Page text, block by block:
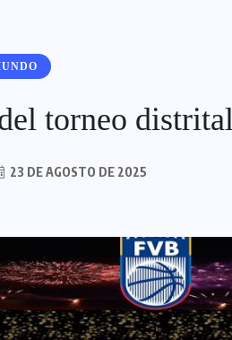
torneo
23 DE AGOSTO DE 2025